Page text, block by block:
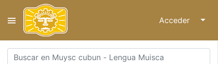
Acceder ↓